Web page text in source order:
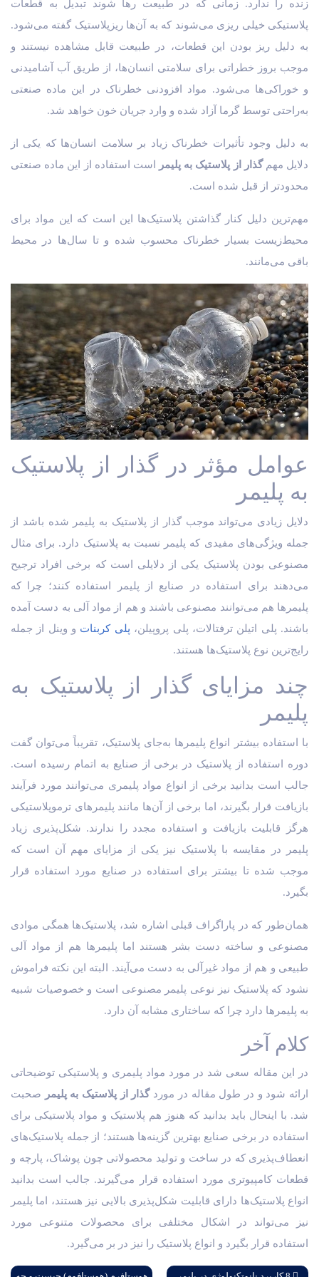
زنده را ندارد. زمانی که در طبیعت رها شوند تبدیل به قطعات
پلاستیکی خیلی ریزی می‌شوند که به آن‌ها ریزپلاستیک گفته می‌شود.
به دلیل ریز بودن این قطعات، در طبیعت قابل مشاهده نیستند و
موجب بروز خطراتی برای سلامتی انسان‌ها، از طریق آب آشامیدنی
و خوراکی‌ها می‌شود. مواد افزودنی خطرناک در این ماده صنعتی
به‌راحتی توسط گرما آزاد شده و وارد جریان خون خواهد شد.
به دلیل وجود تأثیرات خطرناک زیاد بر سلامت انسان‌ها که یکی از
دلایل مهمگذار از پلاستیک به پلیمر
است استفاده از این ماده صنعتی
محدودتر از قبل شده است.
مهم‌ترین دلیل کنار گذاشتن پلاستیک‌ها این است که این مواد برای
محیط‌زیست بسیار خطرناک محسوب شده و تا سال‌ها در محیط
باقی می‌مانند.
عوامل مؤثر در گذار از پلاستیک
به پلیمر
دلایل زیادی می‌تواند موجب گذار از پلاستیک به پلیمر شده باشد از
جمله ویژگی‌های مفیدی که پلیمر نسبت به پلاستیک دارد. برای مثال
مصنوعی بودن پلاستیک یکی از دلایلی است که برخی افراد ترجیح
می‌دهند برای استفاده در صنایع از پلیمر استفاده کنند؛ چرا که
پلیمرها هم می‌توانند مصنوعی باشند و هم از مواد آلی به دست آمده
باشند. پلی اتیلن ترفتالات، پلی پروپیلن، پلی کربنات و وینل از جمله
رایج‌ترین نوع پلاستیک‌‎ها هستند.
چند مزایای گذار از پلاستیک به
پلیمر
با استفاده بیشتر انواع پلیمرها به‌جای پلاستیک، تقریباً می‌توان گفت
دوره استفاده از پلاستیک در برخی از صنایع به اتمام رسیده است.
جالب است بدانید برخی از انواع مواد پلیمری می‌توانند مورد فرآیند
بازیافت قرار بگیرند، اما برخی از آن‌ها مانند پلیمرهای ترموپلاستیکی
هرگز قابلیت بازیافت و استفاده مجدد را ندارند. شکل‌پذیری زیاد
پلیمر در مقایسه با پلاستیک نیز یکی از مزایای مهم آن است که
موجب شده تا بیشتر برای استفاده در صنایع مورد استفاده قرار
بگیرد.
همان‌طور که در پاراگراف قبلی اشاره شد، پلاستیک‌ها همگی موادی
مصنوعی و ساخته دست بشر هستند اما پلیمرها هم از مواد آلی
طبیعی و هم از مواد غیرآلی به دست می‌آیند. البته این نکته فراموش
نشود که پلاستیک نیز نوعی پلیمر مصنوعی است و خصوصیات شبیه
به پلیمر‌ها دارد چرا که ساختاری مشابه آن دارد.
کلام آخر
در این مقاله سعی شد در مورد مواد پلیمری و پلاستیکی توضیحاتی
ارائه شود و در طول مقاله در موردگذار از پلاستیک به پلیمر صحبت
شد. با این­حال باید بدانید که هنوز هم پلاستیک و مواد پلاستیکی برای
استفاده در برخی صنایع بهترین گزینه‌ها هستند؛ از جمله پلاستیک‌های
انعطاف‌پذیری که در ساخت و تولید محصولاتی چون پوشاک، پارچه و
قطعات کامپیوتری مورد استفاده قرار می‌گیرند. جالب است بدانید
انواع پلاستیک‌ها دارای قابلیت شکل‌پذیری بالایی نیز هستند، اما پلیمر
نیز می‌تواند در اشکال مختلفی برای محصولات متنوعی مورد
استفاده قرار بگیرد و انواع پلاستیک را نیز در بر می‌گیرد.